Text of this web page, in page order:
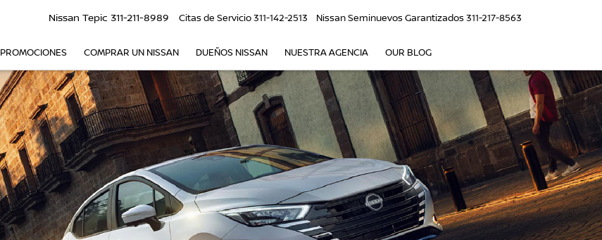
Nissan Tepic 311-211-8989 Citas de Servicio311-142-2513 Nissan Seminuevos Garantizados311-217-8563
PROMOCIONES COMPRAR UN NISSAN DUEÑOS NISSAN NUESTRA AGENCIA OUR BLOG